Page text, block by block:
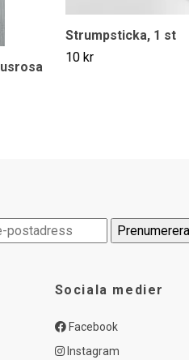
Strumpsticka, 1 st
10 kr
Sociala medier
Facebook
Instagram